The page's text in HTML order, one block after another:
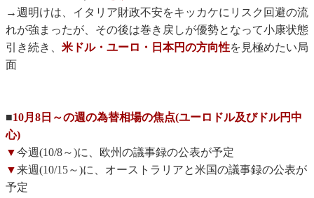
→週明けは、イタリア財政不安をキッカケにリスク回避の流
れが強まったが、その後は巻き戻しが優勢となって小康状態
引き続き、 米ドル・ユーロ・日本円の方向性を見極めたい局
面
■10月8日～の週の為替相場の焦点(ユーロドル及びドル円中
心)
▼今週(10/8～)に、欧州の議事録の公表が予定
▼来週(10/15～)に、オーストラリアと米国の議事録の公表が
予定